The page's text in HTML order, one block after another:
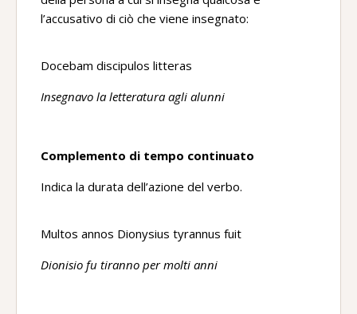
l’accusativo di ciò che viene insegnato:
Docebam discipulos litteras
Insegnavo la letteratura agli alunni
Complemento di tempo continuato
Indica la durata dell’azione del verbo.
Multos annos Dionysius tyrannus fuit
Dionisio fu tiranno per molti anni